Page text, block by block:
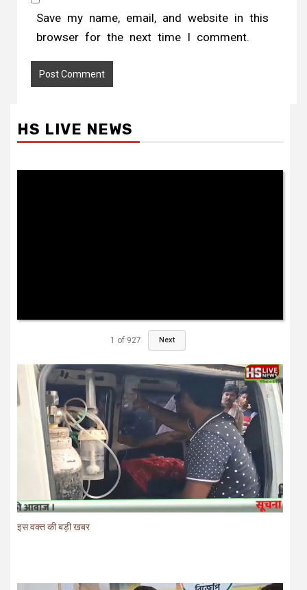
Save my name, email, and website in this
browser for the next time I comment.
HS LIVE NEWS
1 of 927 Next
इस वक्त की बड़ी खबर